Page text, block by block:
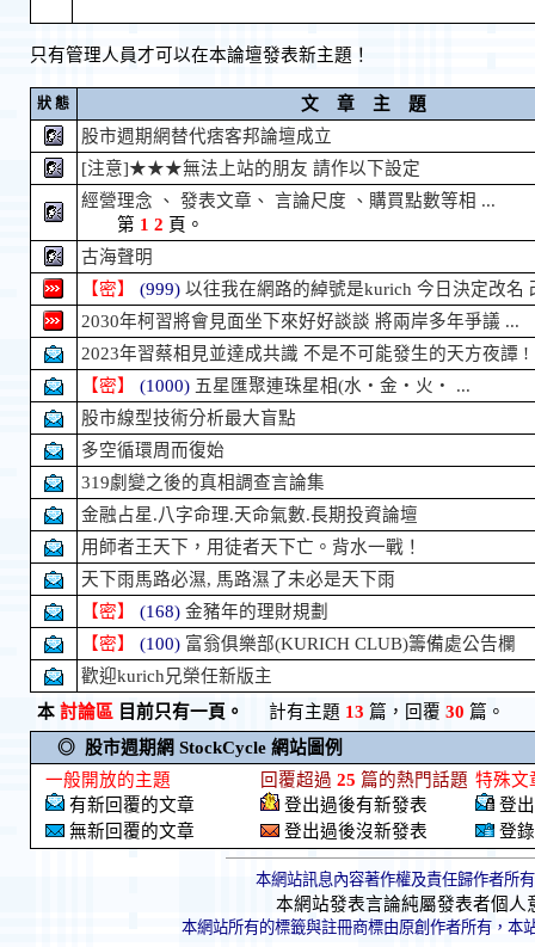
只有管理人員才可以在本論壇發表新主題！
狀 態
文 章 主 題
股市週期網替代痞客邦論壇成立
[注意]★★★無法上站的朋友 請作以下設定
經營理念 、 發表文章、 言論尺度 、購買點數等相 ...
第 1 2 頁。
古海聲明
【密】
(999) 以往我在網路的綽號是kurich 今日決定改名
2030年柯習將會見面坐下來好好談談 將兩岸多年爭議 ...
2023年習蔡相見並達成共識 不是不可能發生的天方夜譚 !
【密】
(1000) 五星匯聚連珠星相(水・金・火・ ...
股市線型技術分析最大盲點
多空循環周而復始
319劇變之後的真相調查言論集
金融占星.八字命理.天命氣數.長期投資論壇
用師者王天下，用徒者天下亡。背水一戰！
天下雨馬路必濕, 馬路濕了未必是天下雨
【密】
(168) 金豬年的理財規劃
【密】
(100) 富翁俱樂部(KURICH CLUB)籌備處公告欄
歡迎kurich兄榮任新版主
本討論區 目前只有一頁。 計有主題 13 篇，回覆 30 篇。
◎ 股市週期網 StockCycle 網站圖例
一般開放的主題
回覆超過 25 篇的熱門話題 特殊文
有新回覆的文章
登出過後有新發表
登
無新回覆的文章
登出過後沒新發表 登
本網站訊息內容著作權及責任歸作者所
本網站發表言論純屬發表者個人
本網站所有的標籤與註冊商標由原創作者所有，本